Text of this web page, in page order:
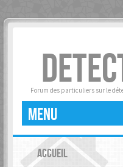
Forum des particuliers sur le
MENU
ACCUEIL